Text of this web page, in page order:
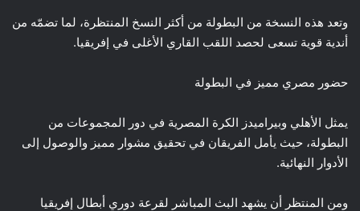
وتعد هذه النسخة من البطولة من أكثر النسخ المنتظرة، لما تضمّه من
أندية قوية تسعى لحصد اللقب القاري الأغلى في إفريقيا.
حضور مصري مميز في البطولة
يمثل الأهلي وبيراميدز الكرة المصرية في دور المجموعات من
البطولة، حيث يأمل الفريقان في تحقيق مشوار مميز والوصول إلى
الأدوار النهائية.
ومن المنتظر أن يشهد البث المباشر لقرعة دوري أبطال إفريقيا